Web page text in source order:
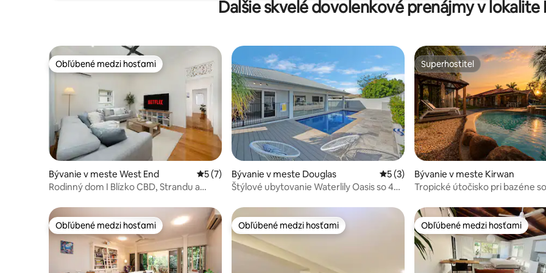
Ďalšie skvelé dovolenkové prenájmy v lokalite
Obľúbené medzi hosťami
Obľúbené medzi hosťami
Bývanie v meste West End Priemerné ohodnotenie 5 z 5, počet hodnotení: 7
5 (7)
Rodinný dom I Blízko CBD, Strandu a
Bývanie v meste Douglas Priemerné ohodnotenie 5 z 5, počet
5 (3)
Štýlové ubytovanie Waterlily Oasis so 4
Superhostiteľ
Superhostiteľ
Bývanie v meste Kirwan
Tropické útočisko pri bazéne
Obľúbené medzi hosťami
Obľúbené medzi hosťami Obľúbené medzi hosťami
Obľúbené medzi hosťami Obľúbené medzi hosťami
Obľúbené medzi hosťami